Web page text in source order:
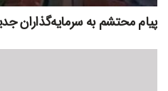
پیام محتشم به سرمایه‌گذاران